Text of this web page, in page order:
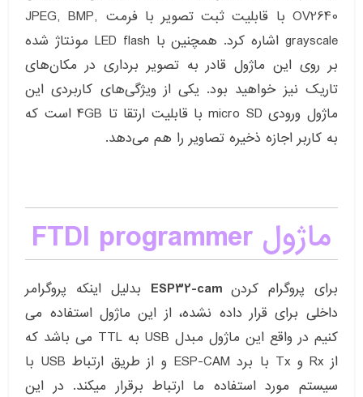
OV2640 با قابلیت ثبت تصویر با فرمت JPEG, BMP,
grayscale اشاره کرد. همچنین با LED flash مونتاژ شده
بر روی این ماژول قادر به تصویر برداری در مکان‌های
تاریک نیز خواهید بود. یکی از ویژگی‌های کاربردی این
ماژول ورودی micro SD با قابلیت ارتقا تا ۴GB است که
به کاربر اجازه ذخیره تصاویر را هم می‌دهد.
ماژول FTDI programmer
برای پروگرام کردنESP32-cam بدلیل اینکه پروگرامر
داخلی برای قرار داده نشده، از این ماژول استفاده می
کنیم در واقع این ماژول مبدل USB به TTL می باشد که
از Rx و Tx با برد ESP-CAM و از طریق ارتباط USB با
سیستم مورد استفاده ما ارتباط برقرار میکند. در این